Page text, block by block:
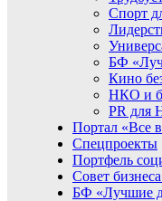
Спорт
БФ
Кино
НКО и
PR для
Портал «Все
Спецпроекты
Портфель
Совет
БФ «Лучшие